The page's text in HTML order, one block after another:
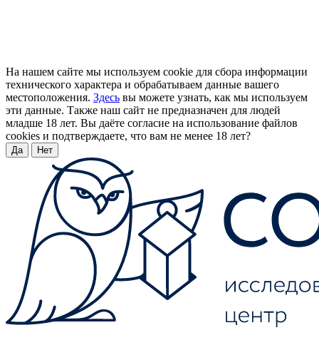
На нашем сайте мы используем cookie для сбора информации
технического характера и обрабатываем данные вашего
местоположения. Здесь вы можете узнать, как мы используем
эти данные. Также наш сайт не предназначен для людей
младше 18 лет. Вы даёте согласие на использование файлов
cookies и подтверждаете, что вам не менее 18 лет?
Да Нет